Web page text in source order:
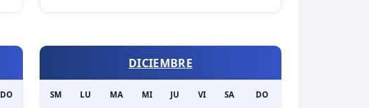
DO
DICIEMBRE
SM LU MA MI JU VI SA DO